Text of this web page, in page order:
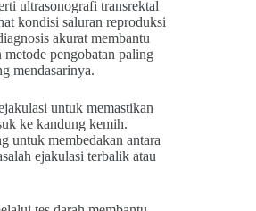
ultrasonografi transrektal
kondisi saluran reproduksi
akurat membantu
metode pengobatan paling
mendasarinya.
untuk memastikan
ke kandung kemih.
untuk membedakan antara
ejakulasi terbalik atau